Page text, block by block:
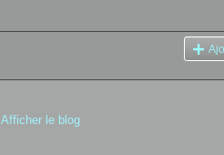
Afficher le blog